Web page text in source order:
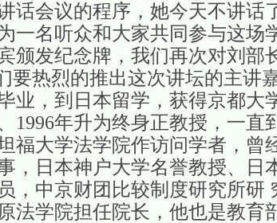
话会议的程序，她今天不讲话
一名听众和大家共同参与这场
颁发纪念牌，我们再次对刘部
烈的推出这次讲坛的主讲
业，到日本留学，获得京都大
1996年升为终身正教授，一直
福大学法学院作访问学者，曾
，日本神户大学名誉教授、日
，中京财团比较制度研究所研
法学院担任院长，他也是教育